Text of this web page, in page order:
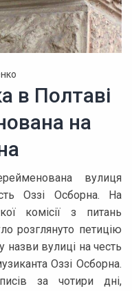
в Полтаві
на
вулиця
Оззі Осборна. На
комісії з питань
розглянуто петицію
вулиці на честь
Оззі Осборна.
за чотири дні,